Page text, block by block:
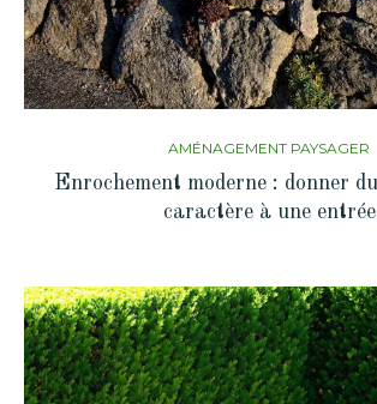
AMÉNAGEMENT PAYSAGER
Enrochement moderne : donner
caractère à une entrée